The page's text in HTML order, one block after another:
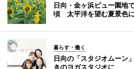
日向・金ヶ浜ビュー園地
頃 太平洋を望む夏景色に
暮らす・働く
日向の「スタジオムー
きのヨガスタジオに